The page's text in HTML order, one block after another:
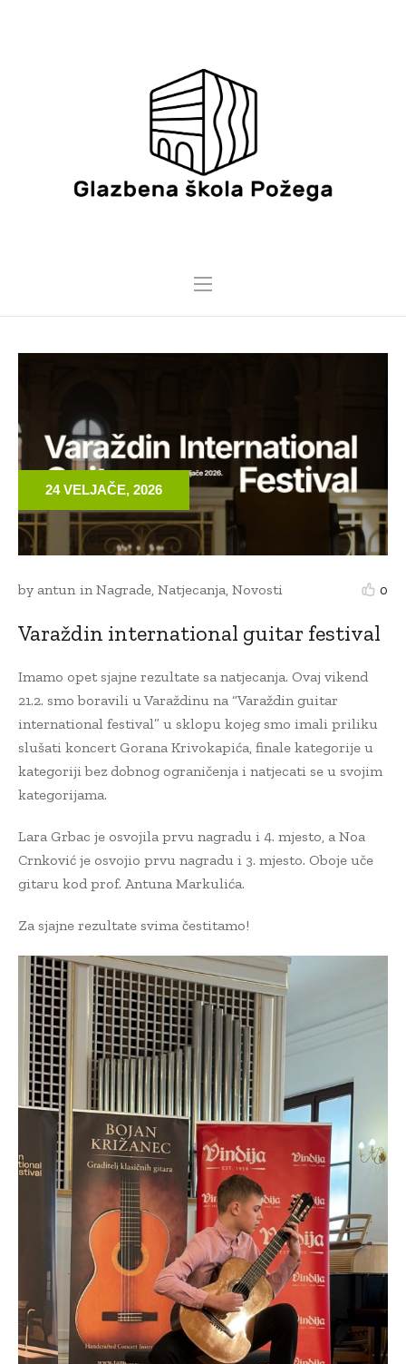
24 VELJAČE, 2026
0
by antun inNagrade, Natjecanja, Novosti
Varaždin international guitar festival
Imamo opet sjajne rezultate sa natjecanja. Ovaj vikend
21.2. smo boravili u Varaždinu na “Varaždin guitar
international festival” u sklopu kojeg smo imali priliku
slušati koncert Gorana Krivokapića, finale kategorije u
kategoriji bez dobnog ograničenja i natjecati se u svojim
kategorijama.
Lara Grbac je osvojila prvu nagradu i 4. mjesto, a Noa
Crnković je osvojio prvu nagradu i 3. mjesto. Oboje uče
gitaru kod prof. Antuna Markulića.
Za sjajne rezultate svima čestitamo!